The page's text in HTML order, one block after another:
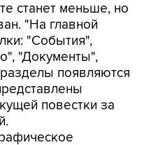
станет меньше, но
"На главной
"События",
"Документы",
появляются
повестки за